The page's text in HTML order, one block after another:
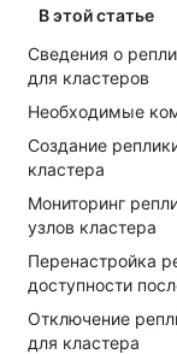
В этой статье
Сведения о
для кластеров
Необходимые
Создание
кластера
Мониторинг
узлов кластера
Перенастройка
доступности
Отключение
для кластера